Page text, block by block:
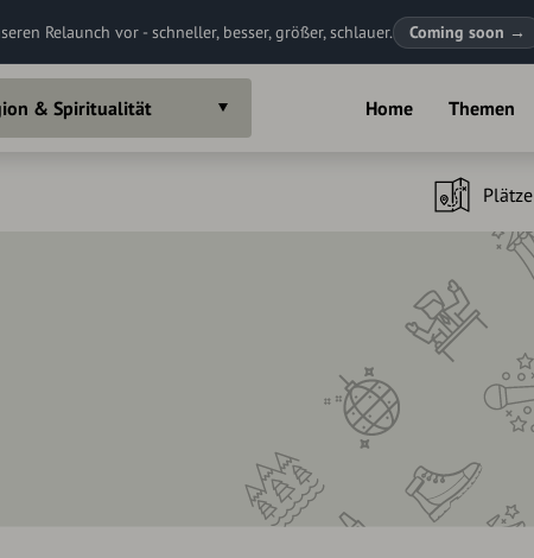
Relaunch vor - schneller, besser, größer, schlauer. Coming soon →
Home Themen
& Spiritualität
Plätze